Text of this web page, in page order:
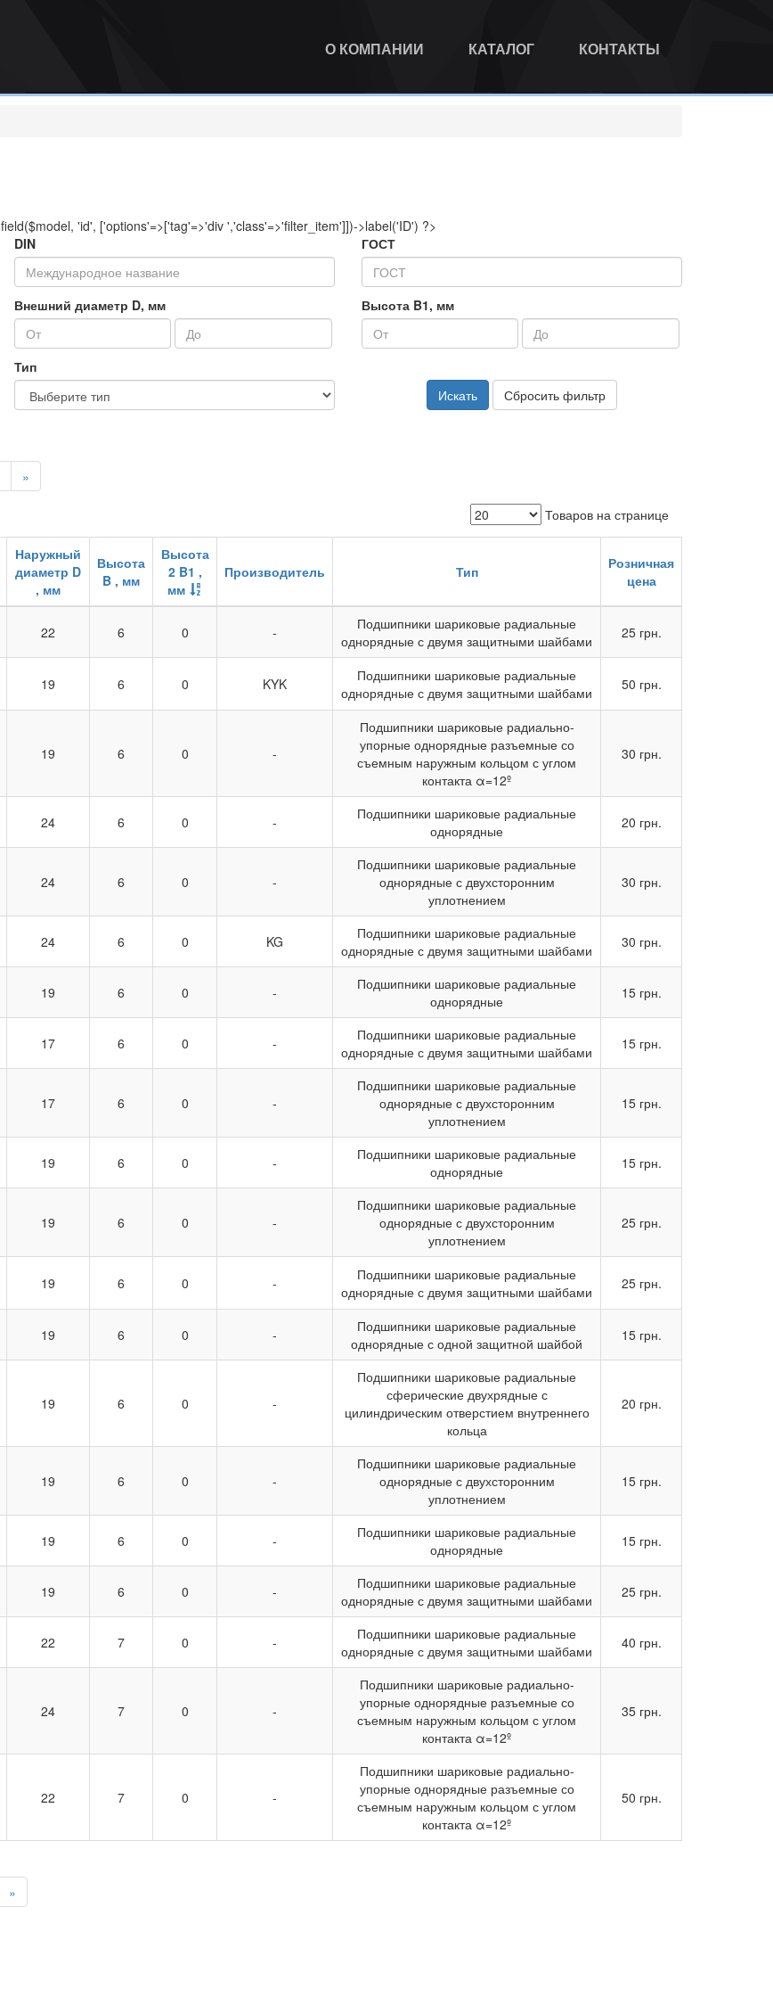
О КОМПАНИИ КАТАЛОГ КОНТАКТЫ
field($model, 'id', ['options'=>['tag'=>'div ','class'=>'filter_item']])->label('ID') ?>
DIN
ГОСТ
Внешний диаметр D, мм Высота B1, мм
Тип
Искать
Сбросить фильтр
»
Товаров на странице
Наружный
диаметр D
, мм
Высота
B , мм
Высота
2 B1 ,
мм
Производитель Тип
Розничная
цена
22 6 0 -
Подшипники шариковые радиальные
однорядные с двумя защитными шайбами
25 грн.
19 6 0 KYK
Подшипники шариковые радиальные
однорядные с двумя защитными шайбами
50 грн.
19 6 0 -
Подшипники шариковые радиально-
упорные однорядные разъемные со
съемным наружным кольцом с углом
контакта α=12º
30 грн.
24 6 0 -
Подшипники шариковые радиальные
однорядные
20 грн.
24 6 0 -
Подшипники шариковые радиальные
однорядные с двухсторонним
уплотнением
30 грн.
24 6 0 KG
Подшипники шариковые радиальные
однорядные с двумя защитными шайбами
30 грн.
19 6 0 -
Подшипники шариковые радиальные
однорядные
15 грн.
17 6 0 -
Подшипники шариковые радиальные
однорядные с двумя защитными шайбами
15 грн.
17 6 0 -
Подшипники шариковые радиальные
однорядные с двухсторонним
уплотнением
15 грн.
19 6 0 -
Подшипники шариковые радиальные
однорядные
15 грн.
19 6 0 -
Подшипники шариковые радиальные
однорядные с двухсторонним
уплотнением
25 грн.
19 6 0 -
Подшипники шариковые радиальные
однорядные с двумя защитными шайбами
25 грн.
19 6 0 -
Подшипники шариковые радиальные
однорядные с одной защитной шайбой
15 грн.
19 6 0 -
Подшипники шариковые радиальные
сферические двухрядные с
цилиндрическим отверстием внутреннего
кольца
20 грн.
19 6 0 -
Подшипники шариковые радиальные
однорядные с двухсторонним
уплотнением
15 грн.
19 6 0 -
Подшипники шариковые радиальные
однорядные
15 грн.
19 6 0 -
Подшипники шариковые радиальные
однорядные с двумя защитными шайбами
25 грн.
22 7 0 -
Подшипники шариковые радиальные
однорядные с двумя защитными шайбами
40 грн.
24 7 0 -
Подшипники шариковые радиально-
упорные однорядные разъемные со
съемным наружным кольцом с углом
контакта α=12º
35 грн.
22 7 0 -
Подшипники шариковые радиально-
упорные однорядные разъемные со
съемным наружным кольцом с углом
контакта α=12º
50 грн.
»